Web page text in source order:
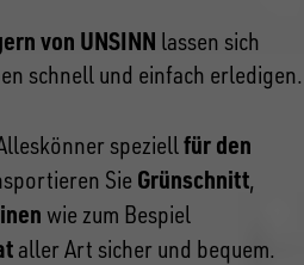
von UNSINN lassen sich
schnell und einfach erledigen.
speziellfür den
Sie Grünschnitt,
wie zum Bespiel
aller Art sicher und bequem.